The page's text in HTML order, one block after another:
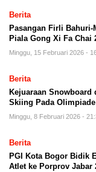
Berita
Pasangan Firli Bahuri-
Piala Gong Xi Fa Chai
Minggu, 15 Februari 2026 -
Berita
Kejuaraan Snowboard
Skiing Pada
Minggu, 8 Februari 2026 -
Berita
PGI Kota Bogor Bidik
Atlet ke Porprov Jabar